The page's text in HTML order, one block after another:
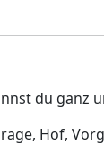
du ganz
Hof,